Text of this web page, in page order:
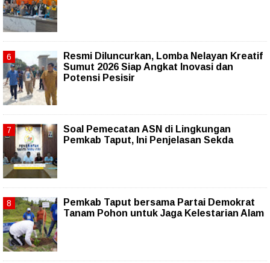
Resmi Diluncurkan, Lomba Nelayan Kreatif
Sumut 2026 Siap Angkat Inovasi dan
Potensi Pesisir
Soal Pemecatan ASN di Lingkungan
Pemkab Taput, Ini Penjelasan Sekda
Pemkab Taput bersama Partai Demokrat
Tanam Pohon untuk Jaga Kelestarian Alam